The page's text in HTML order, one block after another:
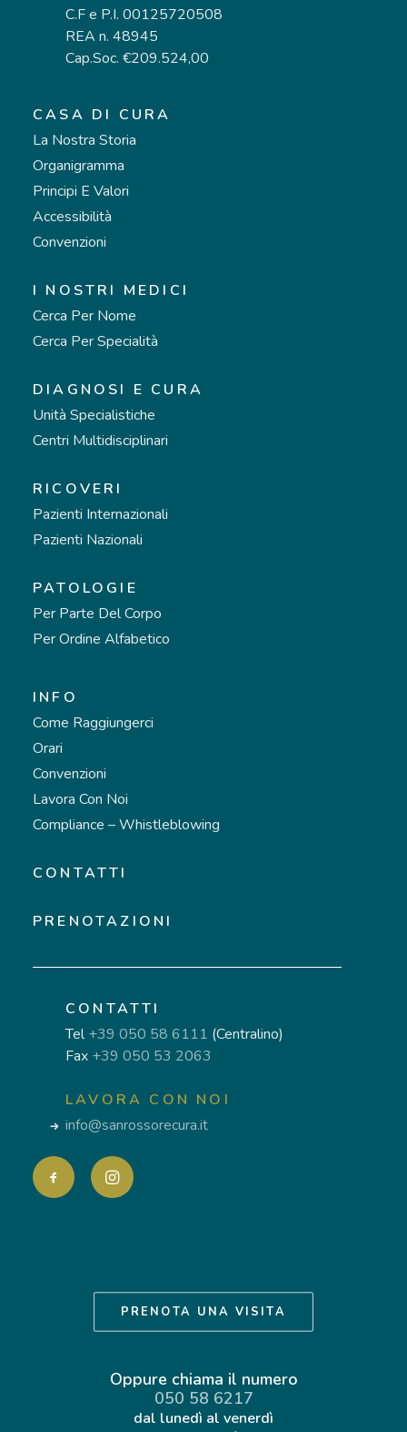
C.F e P.I. 00125720508
REA n. 48945
Cap.Soc. €209.524,00
CASA DI CURA
La Nostra Storia
Organigramma
Principi E Valori
Accessibilità
Convenzioni
I NOSTRI MEDICI
Cerca Per Nome
Cerca Per Specialità
DIAGNOSI E CURA
Unità Specialistiche
Centri Multidisciplinari
RICOVERI
Pazienti Internazionali
Pazienti Nazionali
PATOLOGIE
Per Parte Del Corpo
Per Ordine Alfabetico
INFO
Come Raggiungerci
Orari
Convenzioni
Lavora Con Noi
Compliance – Whistleblowing
CONTATTI
PRENOTAZIONI
CONTATTI
Tel+39 050 58 6111 (Centralino)
Fax +39 050 53 2063
LAVORA CON NOI
info@sanrossorecura.it
PRENOTA UNA VISITA
Oppure chiama il numero
050 58 6217
dal lunedì al venerdì